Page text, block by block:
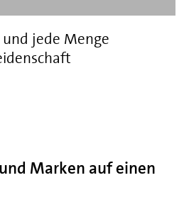
und jede Menge
Marken auf einen